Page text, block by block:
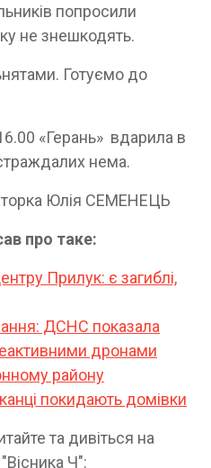
попросили
не знешкодять.
Готуємо до
«Герань» вдарила в
нема.
Юлія СЕМЕНЕЦЬ
про таке:
Прилук: є загиблі,
ДСНС показала
дронами
району
покидають домівки
та дивіться на
Ч":